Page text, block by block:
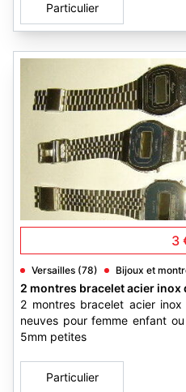
Particulier
3
Versailles (78) Bijoux et
2 montres bracelet acier
2 montres bracelet acier
neuves pour femme enfant
5mm petites
Particulier